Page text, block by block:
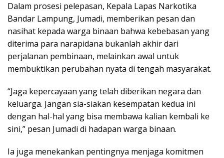
Dalam prosesi pelepasan, Kepala Lapas Narkotika
Bandar Lampung, Jumadi, memberikan pesan dan
nasihat kepada warga binaan bahwa kebebasan yang
diterima para narapidana bukanlah akhir dari
perjalanan pembinaan, melainkan awal untuk
membuktikan perubahan nyata di tengah masyarakat.
“Jaga kepercayaan yang telah diberikan negara dan
keluarga. Jangan sia-siakan kesempatan kedua ini
dengan hal-hal yang bisa membawa kalian kembali ke
sini,” pesan Jumadi di hadapan warga binaan.
Ia juga menekankan pentingnya menjaga komitmen